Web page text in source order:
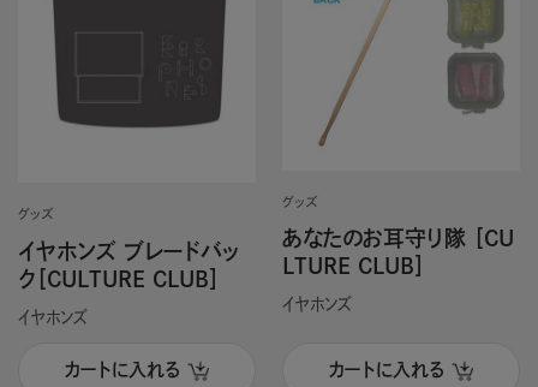
グッズ
イヤホンズ ブレードバッ
ク［CULTURE CLUB］
イヤホンズ
カートに入れる
グッズ
あなたのお耳守り隊 ［CU
LTURE CLUB］
イヤホンズ
カートに入れる